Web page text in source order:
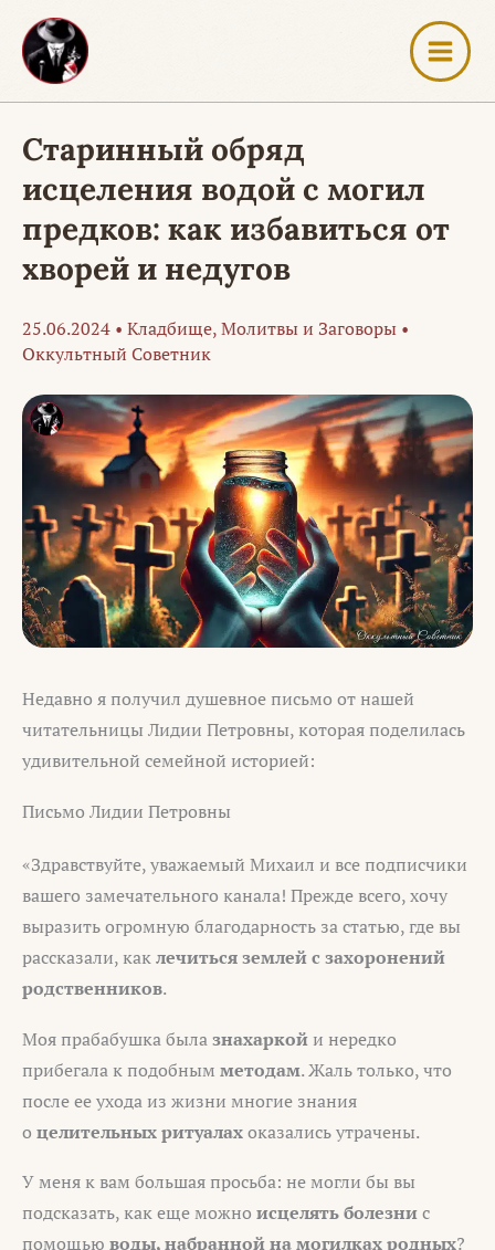
Перейти
содержимому
Старинный обряд
исцеления водой с могил
предков: как избавиться от
хворей и недугов
25.06.2024 • Кладбище,Молитвы и Заговоры •
Оккультный Советник
Недавно я получил душевное письмо от нашей
читательницы Лидии Петровны, которая поделилась
удивительной семейной историей:
Письмо Лидии Петровны
«Здравствуйте, уважаемый Михаил и все подписчики
вашего замечательного канала! Прежде всего, хочу
выразить огромную благодарность за статью, где вы
рассказали, каклечиться землей с захоронений
родственников.
Моя прабабушка былазнахаркой и нередко
прибегала к подобным методам. Жаль только, что
после ее ухода из жизни многие знания
о целительных ритуалахоказались утрачены.
У меня к вам большая просьба: не могли бы вы
подсказать, как еще можно исцелять болезнис
помощью воды, набранной на могилках родных?